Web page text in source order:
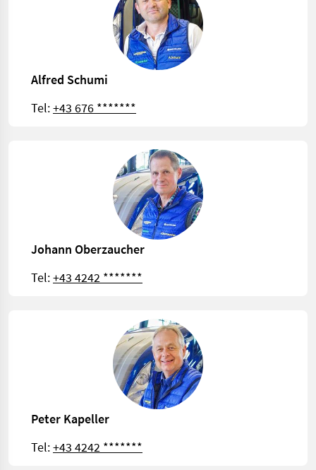
Alfred Schumi
Tel:+43 676 *******
Johann Oberzaucher
Tel:+43 4242 *******
Peter Kapeller
Tel:+43 4242 *******